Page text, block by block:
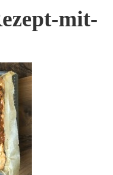
mit-